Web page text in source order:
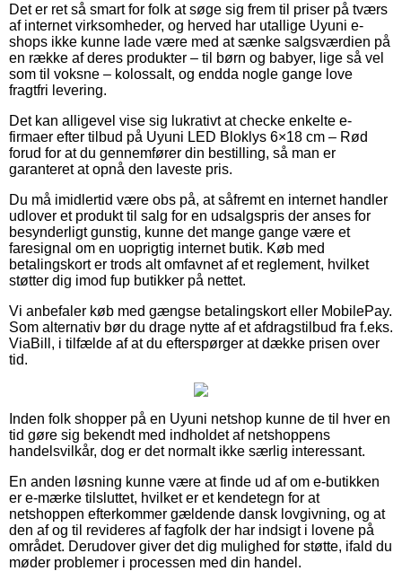
Det er ret så smart for folk at søge sig frem til priser på tværs
af internet virksomheder, og herved har utallige Uyuni e-
shops ikke kunne lade være med at sænke salgsværdien på
en række af deres produkter – til børn og babyer, lige så vel
som til voksne – kolossalt, og endda nogle gange love
fragtfri levering.
Det kan alligevel vise sig lukrativt at checke enkelte e-
firmaer efter tilbud på Uyuni LED Bloklys 6×18 cm – Rød
forud for at du gennemfører din bestilling, så man er
garanteret at opnå den laveste pris.
Du må imidlertid være obs på, at såfremt en internet handler
udlover et produkt til salg for en udsalgspris der anses for
besynderligt gunstig, kunne det mange gange være et
faresignal om en uoprigtig internet butik. Køb med
betalingskort er trods alt omfavnet af et reglement, hvilket
støtter dig imod fup butikker på nettet.
Vi anbefaler køb med gængse betalingskort eller MobilePay.
Som alternativ bør du drage nytte af et afdragstilbud fra f.eks.
ViaBill, i tilfælde af at du efterspørger at dække prisen over
tid.
Inden folk shopper på en Uyuni netshop kunne de til hver en
tid gøre sig bekendt med indholdet af netshoppens
handelsvilkår, dog er det normalt ikke særlig interessant.
En anden løsning kunne være at finde ud af om e-butikken
er e-mærke tilsluttet, hvilket er et kendetegn for at
netshoppen efterkommer gældende dansk lovgivning, og at
den af og til revideres af fagfolk der har indsigt i lovene på
området. Derudover giver det dig mulighed for støtte, ifald du
møder problemer i processen med din handel.